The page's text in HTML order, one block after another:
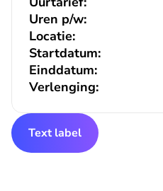
Uren p/w:
Locatie:
Verlenging:
Einddatum:
Startdatum:
Text label